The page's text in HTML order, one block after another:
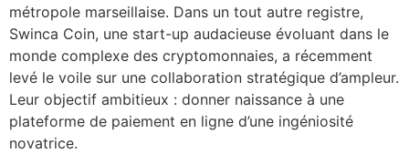
métropole marseillaise. Dans un tout autre registre,
Swinca Coin, une start-up audacieuse évoluant dans le
monde complexe des cryptomonnaies, a récemment
levé le voile sur une collaboration stratégique d’ampleur.
Leur objectif ambitieux : donner naissance à une
plateforme de paiement en ligne d’une ingéniosité
novatrice.